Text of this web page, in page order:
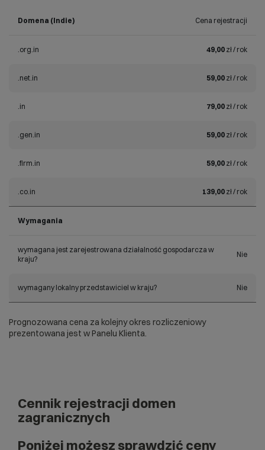
Domena (Indie) Cena rejestracji
.org.in 49,00 zł / rok
.net.in 59,00 zł / rok
.in 79,00 zł / rok
.gen.in 59,00 zł / rok
.firm.in 59,00 zł / rok
.co.in 139,00 zł / rok
Wymagania
wymagana jest zarejestrowana działalność gospodarcza w
kraju?
Nie
wymagany lokalny przedstawiciel w kraju? Nie
Prognozowana cena za kolejny okres rozliczeniowy
prezentowana jest w Panelu Klienta.
Cennik rejestracji domen
zagranicznych
Poniżej możesz sprawdzić ceny